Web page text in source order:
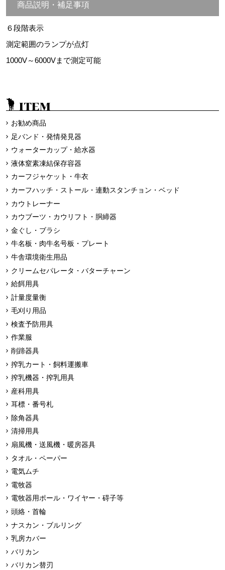
商品説明・補足事項
６段階表示
測定範囲のランプが点灯
1000V～6000Vまで測定可能
ITEM
お勧め商品
足バンド・発情発見器
ウォーターカップ・給水器
液体窒素凍結保存容器
カーフジャケット・牛衣
カーフハッチ・ストール・連動スタンチョン・ベッド
カウトレーナー
カウブーツ・カウリフト・胴締器
金ぐし・ブラシ
牛名板・肉牛名号板・プレート
牛舎環境衛生用品
クリームセパレータ・バターチャーン
給餌用具
計量度量衡
毛刈り用品
検査予防用具
作業服
削蹄器具
搾乳カート・飼料運搬車
搾乳機器・搾乳用具
産科用具
耳標・番号札
除角器具
清掃用具
扇風機・送風機・暖房器具
タオル・ペーパー
電気ムチ
電牧器
電牧器用ポール・ワイヤー・碍子等
頭絡・首輪
ナスカン・ブルリング
乳房カバー
バリカン
バリカン替刃